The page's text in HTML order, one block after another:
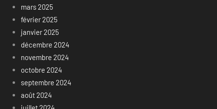
mars 2025
février 2025
janvier 2025
décembre 2024
novembre 2024
octobre 2024
septembre 2024
août 2024